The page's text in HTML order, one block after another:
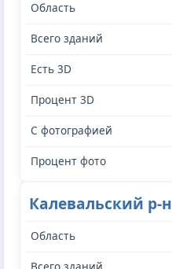
Калевальский р-н